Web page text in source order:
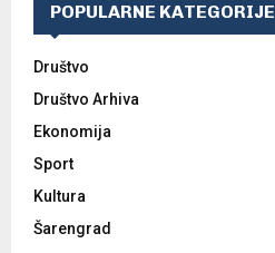
POPULARNE KATEGORIJE
Društvo
Društvo Arhiva
Ekonomija
Sport
Kultura
Šarengrad